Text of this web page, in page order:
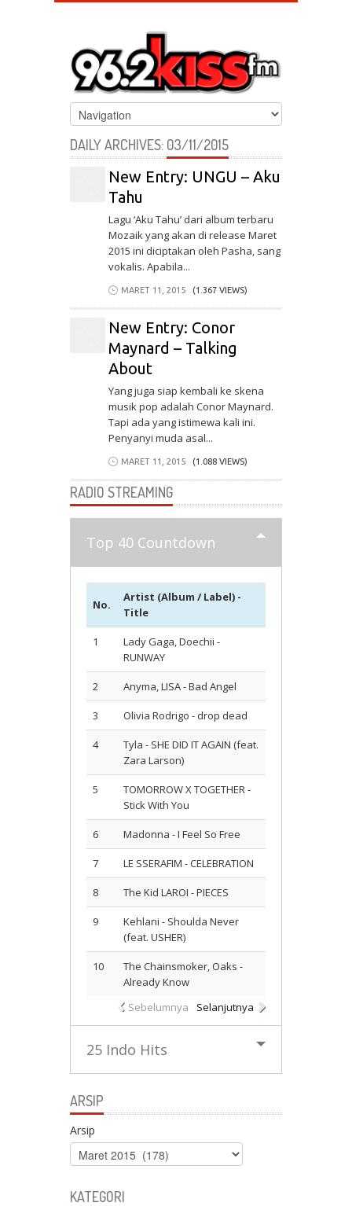
DAILY ARCHIVES: 03/11/2015
New Entry: UNGU – Aku
Tahu
Lagu ‘Aku Tahu’ dari album terbaru
Mozaik yang akan di release Maret
2015 ini diciptakan oleh Pasha, sang
vokalis. Apabila...
MARET 11, 2015 (1.367 VIEWS)
New Entry: Conor
Maynard – Talking
About
Yang juga siap kembali ke skena
musik pop adalah Conor Maynard.
Tapi ada yang istimewa kali ini.
Penyanyi muda asal...
MARET 11, 2015 (1.088 VIEWS)
RADIO STREAMING
Top 40 Countdown
No.
Artist (Album / Label) -
Title
1
Lady Gaga, Doechii -
RUNWAY
2 Anyma, LISA - Bad Angel
3 Olivia Rodrigo - drop dead
4
Tyla - SHE DID IT AGAIN (feat.
Zara Larson)
5
TOMORROW X TOGETHER -
Stick With You
6 Madonna - I Feel So Free
7 LE SSERAFIM - CELEBRATION
8 The Kid LAROI - PIECES
9
Kehlani - Shoulda Never
(feat. USHER)
10
The Chainsmoker, Oaks -
Already Know
Sebelumnya
Selanjutnya
25 Indo Hits
ARSIP
Arsip
KATEGORI